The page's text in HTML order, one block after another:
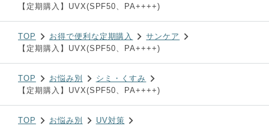
【定期購入】UVX(SPF50、PA++++)
TOP お得で便利な定期購入
サンケア
【定期購入】UVX(SPF50、PA++++)
TOP お悩み別
シミ・くすみ
【定期購入】UVX(SPF50、PA++++)
TOP お悩み別
UV対策